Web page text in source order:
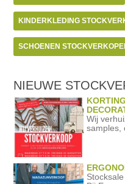
KINDERKLEDING
SCHOENEN
NIEUWE
Wij
samples,